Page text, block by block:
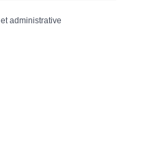
administrative